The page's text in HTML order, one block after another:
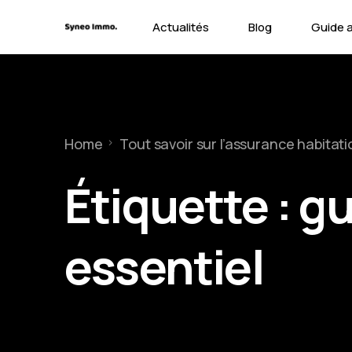
Actualités Blog Guide
Home Tout savoir sur l’assurance
Étiquette :
essentiel